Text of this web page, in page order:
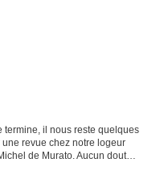
termine, il nous reste quelques
revue chez notre logeur
de Murato. Aucun doute